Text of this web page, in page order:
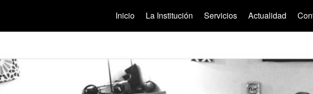
Inicio La Institución Servicios Actualidad